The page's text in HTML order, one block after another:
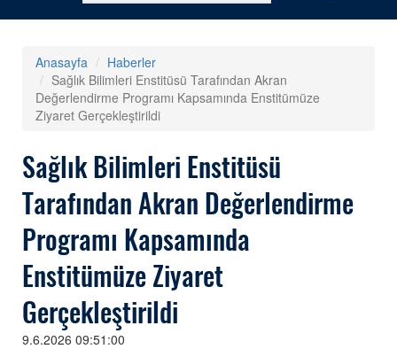
Anasayfa
Haberler
Sağlık Bilimleri Enstitüsü Tarafından Akran
Değerlendirme Programı Kapsamında Enstitümüze
Ziyaret Gerçekleştirildi
Sağlık Bilimleri Enstitüsü
Tarafından Akran Değerlendirme
Programı Kapsamında
Enstitümüze Ziyaret
Gerçekleştirildi
9.6.2026 09:51:00